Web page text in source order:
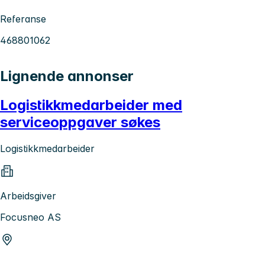
Referanse
468801062
Lignende annonser
Logistikkmedarbeider med
serviceoppgaver søkes
Logistikkmedarbeider
Arbeidsgiver
Focusneo AS